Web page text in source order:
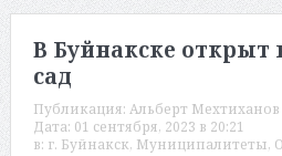
В Буйнакске открыт
сад
Публикация: Альберт Мехтиханов
Дата: 01 сентября, 2023 в 20:21
в: г. Буйнакск, Муниципалитеты,